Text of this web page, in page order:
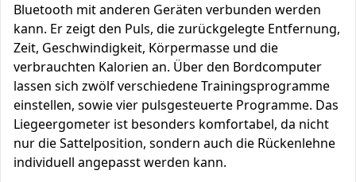
Bluetooth mit anderen Geräten verbunden werden
kann. Er zeigt den Puls, die zurückgelegte Entfernung,
Zeit, Geschwindigkeit, Körpermasse und die
verbrauchten Kalorien an. Über den Bordcomputer
lassen sich zwölf verschiedene Trainingsprogramme
einstellen, sowie vier pulsgesteuerte Programme. Das
Liegeergometer ist besonders komfortabel, da nicht
nur die Sattelposition, sondern auch die Rückenlehne
individuell angepasst werden kann.